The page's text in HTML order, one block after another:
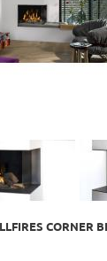
CORNER